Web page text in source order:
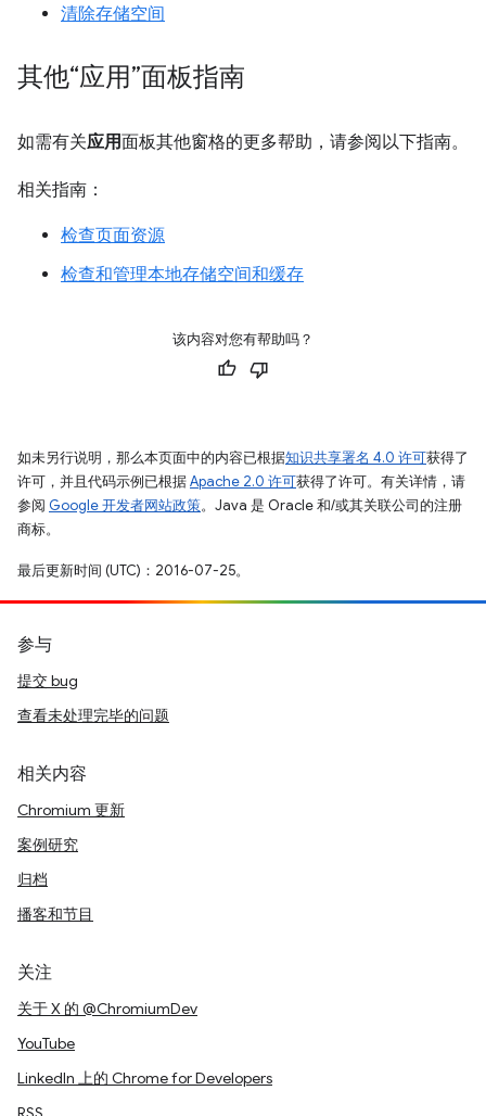
清除存储空间
其他“应用”面板指南
如需有关应用面板其他窗格的更多帮助，请参阅以下指南。
相关指南：
检查页面资源
检查和管理本地存储空间和缓存
该内容对您有帮助吗？
如未另行说明，那么本页面中的内容已根据知识共享署名 4.0 许可获得了
许可，并且代码示例已根据Apache 2.0 许可获得了许可。有关详情，请
参阅 Google 开发者网站政策。Java 是 Oracle 和/或其关联公司的注册
商标。
最后更新时间 (UTC)：2016-07-25。
参与
提交 bug
查看未处理完毕的问题
相关内容
Chromium 更新
案例研究
归档
播客和节目
关注
关于 X 的 @ChromiumDev
YouTube
LinkedIn 上的 Chrome for Developers